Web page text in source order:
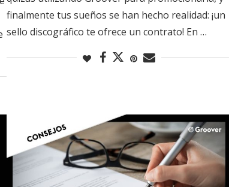
finalmente tus sueños se han hecho realidad: ¡un
sello discográfico te ofrece un contrato! En …